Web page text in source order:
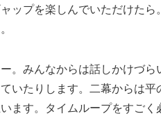
ップを楽しんでいただけたら
。みんなからは話しかけづら
いたりします。二幕からは平
ます。タイムループをすごく